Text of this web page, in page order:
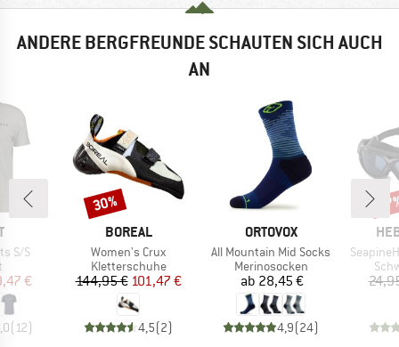
ANDERE BERGFREUNDE SCHAUTEN SICH AUCH
AN
S/S
Preis
€
(12)
MARKE
BOREAL
Artikel
Women's Crux
Produktgruppe
Kletterschuhe
Preis
144,95 €reduzierter Preis
101,47 €
4,5(2)
Rabatt
30%
MARKE
ORTOVOX
Artikel
All Mountain Mid Socks
Produktgruppe
Merinosocken
Preis
ab 28,45 €
4,9(24)
Artikel